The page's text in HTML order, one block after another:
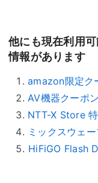
他にも現在利用
情報があります
amazon限定ク
AV機器クーポン
NTT-X Store
ミックスウェ
HiFiGO Flash